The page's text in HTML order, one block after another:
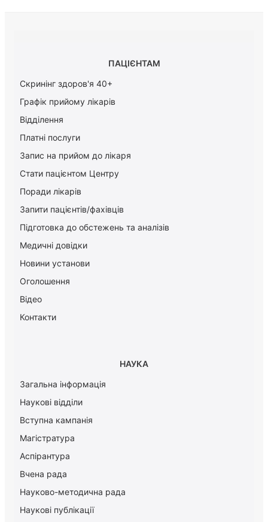
ПАЦІЄНТАМ
Скринінг здоров'я 40+
Графік прийому лікарів
Відділення
Платні послуги
Запис на прийом до лікаря
Стати пацієнтом Центру
Поради лікарів
Запити пацієнтів/фахівців
Підготовка до обстежень та аналізів
Медичні довідки
Новини установи
Оголошення
Відео
Контакти
НАУКА
Загальна інформація
Наукові відділи
Вступна кампанія
Магістратура
Аспірантура
Вчена рада
Науково-методична рада
Наукові публікації